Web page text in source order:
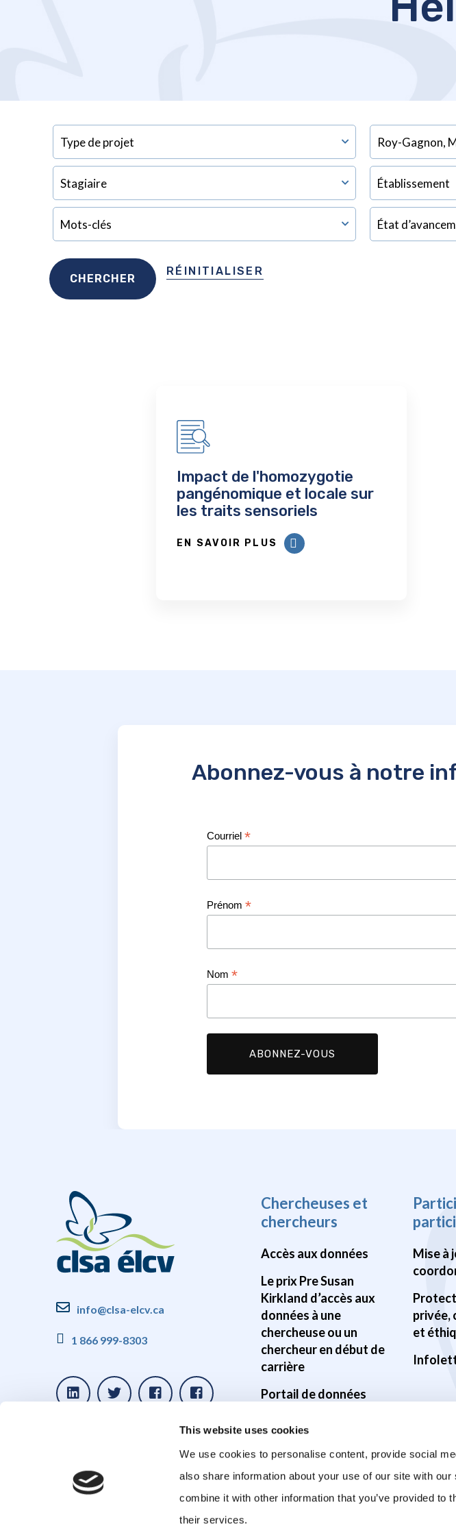
This website uses cookies
We use cookies to personalise content, provide social
also share information about your use of our site with
combine it with other information that you’ve provided to
their services.
RÉINITIALISER
Impact de l'homozygotie
pangénomique et locale sur
les traits sensoriels
EN SAVOIR PLUS
Abonnez-vous à notre
Courriel *
Prénom *
Nom *
info@clsa-elcv.ca
1 866 999-8303
Chercheuses et
chercheurs
Accès aux données
Le prix Pre Susan
Kirkland d’accès aux
données à une
chercheuse ou un
chercheur en début de
carrière
Portail de données
données
cerveau
Mise à
privée,
et